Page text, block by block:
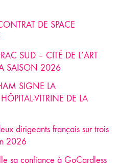
DE SPACE
SUD – CITÉ DE L’ART
SAISON 2026
SIGNE LA
VITRINE DE LA
dirigeants français sur trois
2026
sa confiance à GoCardless